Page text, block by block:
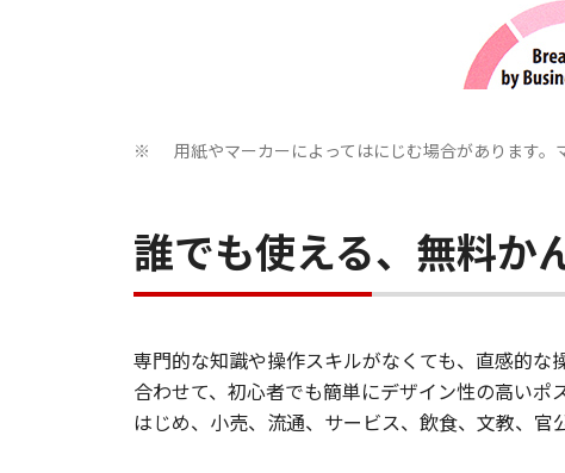
※ 用紙やマーカーによってはにじむ場合があります
誰でも使える、無料か
専門的な知識や操作スキルがなくても、直感的
合わせて、初心者でも簡単にデザイン性の高い
はじめ、小売、流通、サービス、飲食、文教、